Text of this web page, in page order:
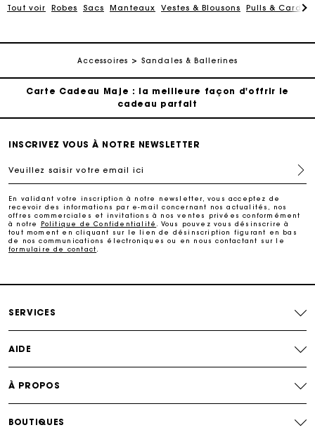
Tout voir Robes Sacs Manteaux Vestes & Blousons Pulls &
Accessoires Sandales & Ballerines
Suivi de commande
Carte Cadeau Maje : la meilleure façon d'offrir le
cadeau parfait
Livraison à domicile offerte sous 2 jours ouvrés
Paiement en plusieurs fois sans frais
Echanges & Retours offerts
Carte Cadeau Maje : la meilleure façon d'offrir le
INSCRIVEZ VOUS À NOTRE NEWSLETTER
Veuillez saisir votre email ici
En validant votre inscription à notre newsletter, vous acceptez de
recevoir des informations par e-mail concernant nos actualités, nos
offres commerciales et invitations à nos ventes privées conformément
à notre
Politique de Confidentialité
. Vous pouvez vous désinscrire à
tout moment en cliquant sur le lien de désinscription figurant en bas
de nos communications électroniques ou en nous contactant sur le
formulaire de contact
SERVICES
AIDE
À PROPOS
BOUTIQUES